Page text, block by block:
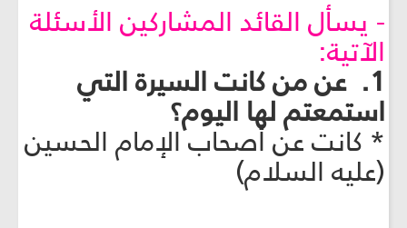
- يسأل القائد المشاركين الأسئلة
الآتية:
1. عن من كانت السيرة التي
استمعتم لها اليوم؟
* كانت عن أصحاب الإمام الحسين
(عليه السلام)